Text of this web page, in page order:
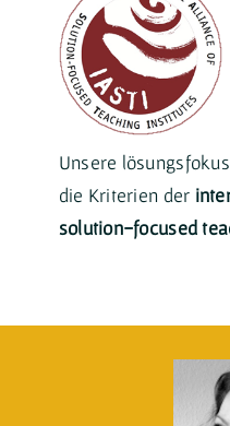
Unsere
die Kriterien der
solution-focused